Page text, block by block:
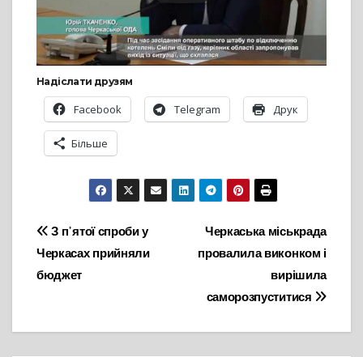
Надіслати друзям
Facebook Telegram Друк
Більше
Навігація
записів
Черкаська міськрада
провалила виконком і
вирішила
саморозпуститися
З п᾽ятої спроби у
Черкасах прийняли
бюджет